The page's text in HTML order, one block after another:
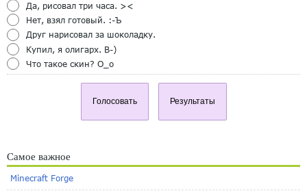
Да, рисовал три часа. ><
Нет, взял готовый. :-Ъ
Друг нарисовал за шоколадку.
Купил, я олигарх. B-)
Что такое скин? O_o
Голосовать Результаты
Самое важное
Minecraft Forge